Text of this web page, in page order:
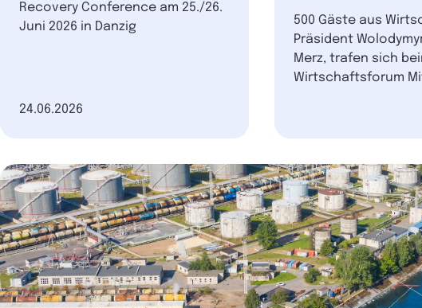
Recovery Conference am 25./26.
Juni 2026 in Danzig
Datum der Veröffentlichung
24.06.2026
500 Gäste aus
Präsident
Merz, trafen sich
Wirtschaftsforum